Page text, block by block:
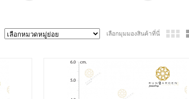
เลือกมุมมองสินค้าที่นี่